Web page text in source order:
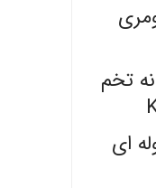
تخم
ای